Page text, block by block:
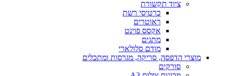
ציוד תקשורת
כרטיסי רשת
ראוטרים
אקסס פוינט
מתגים
מודם סלולארי
הדפסה, סריקה, מגרסות ומתכלים
סורקים